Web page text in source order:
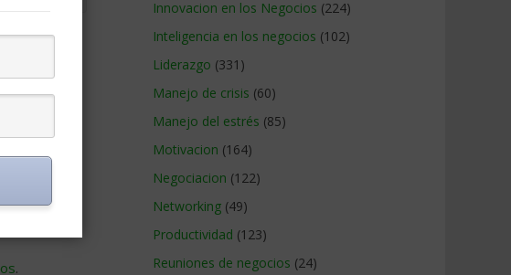
.
Innovacion en los Negocios (224)
Inteligencia en los negocios (102)
Liderazgo (331)
Manejo de crisis (60)
Manejo del estrés (85)
Motivacion (164)
Negociacion (122)
Networking (49)
Productividad (123)
Reuniones de negocios (24)